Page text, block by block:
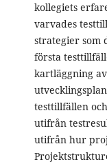
kollegiets
varvades
strategier som
första
kartläggning
testtillfällen
utifrån
utifrån hur